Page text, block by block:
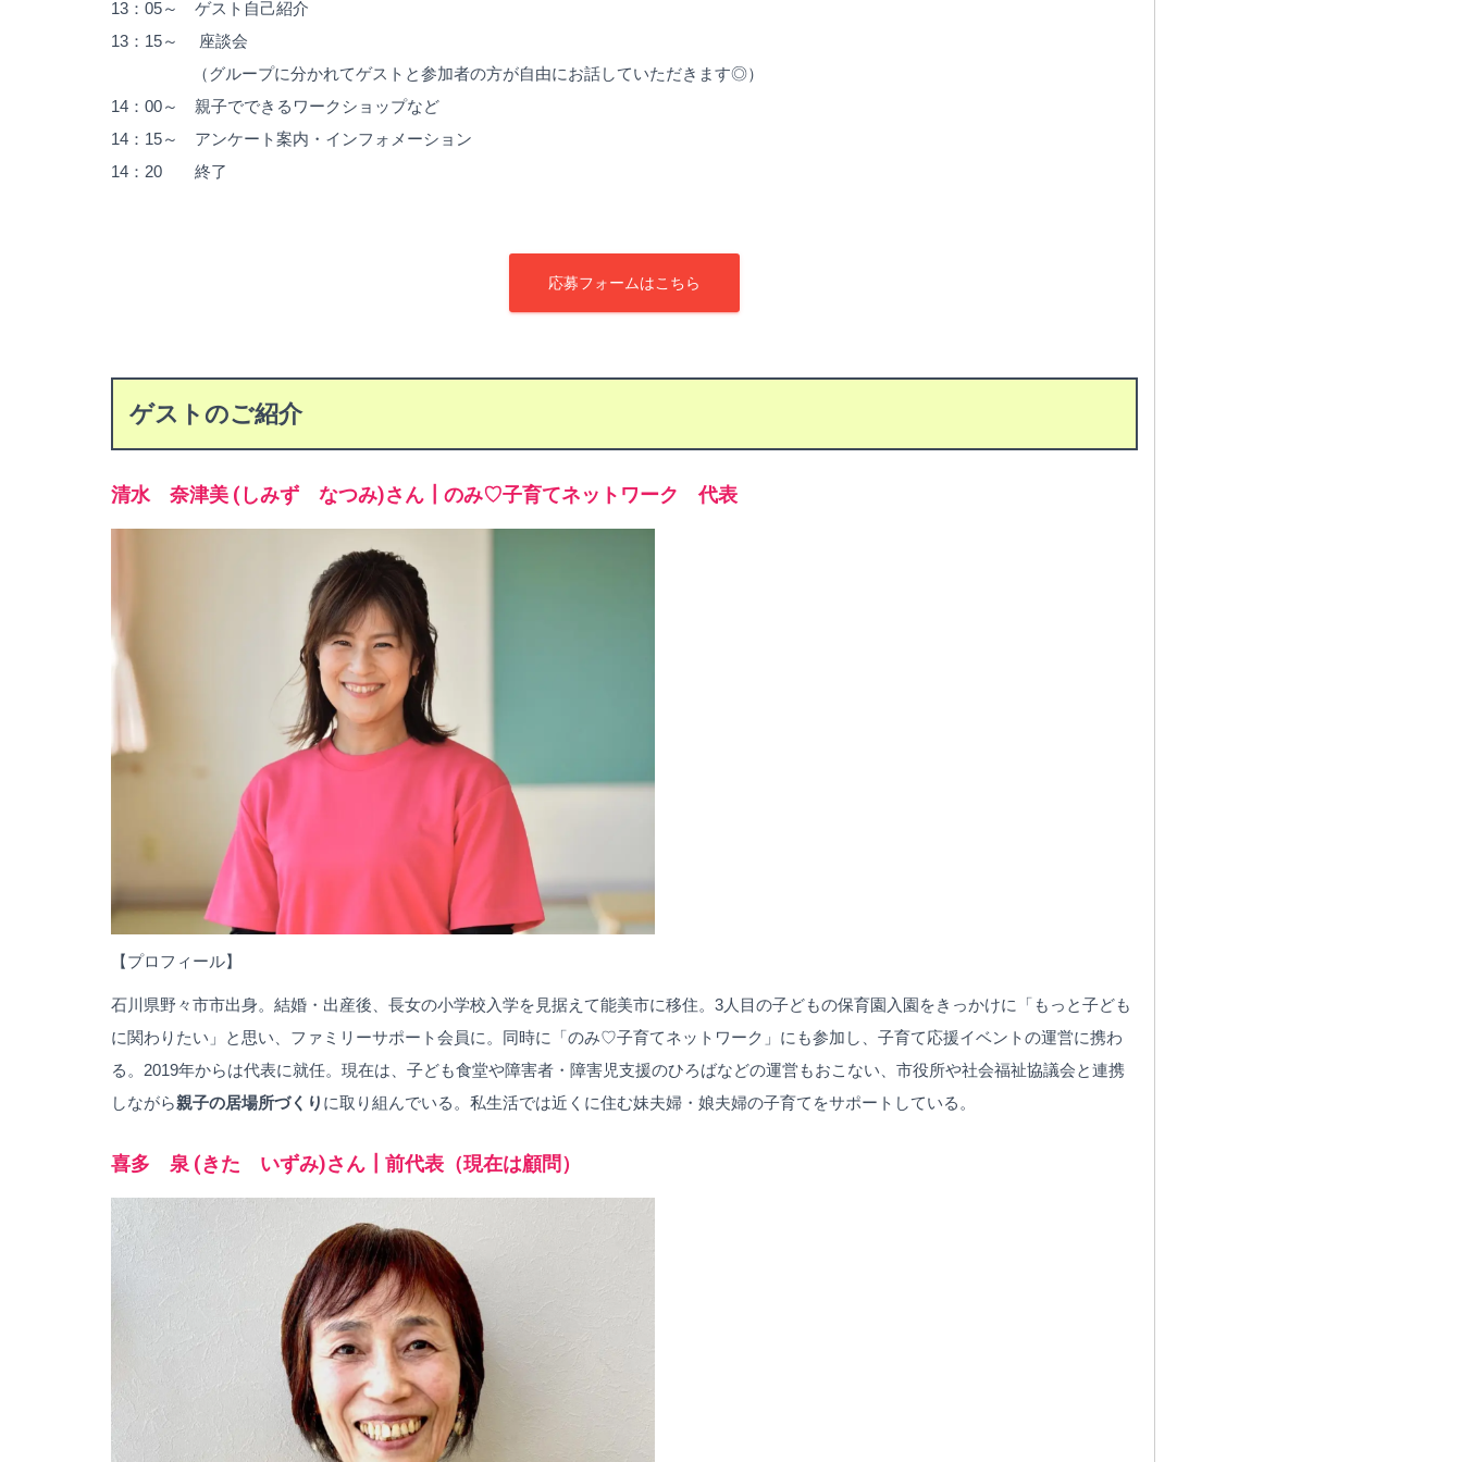
13：05～ ゲスト自己紹介
13：15～ 座談会
（グループに分かれてゲストと参加者の方が自由にお話していただきます◎）
14：00～ 親子でできるワークショップなど
14：15～ アンケート案内・インフォメーション
14：20 終了
応募フォームはこちら
ゲストのご紹介
清水 奈津美 (しみず なつみ)さん┃のみ♡子育てネットワーク 代表
【プロフィール】
石川県野々市市出身。結婚・出産後、長女の小学校入学を見据えて能美市に移住。3人目の子どもの保育園入園をきっかけに「もっと子ども
に関わりたい」と思い、ファミリーサポート会員に。同時に「のみ♡子育てネットワーク」にも参加し、子育て応援イベントの運営に携わ
る。2019年からは代表に就任。現在は、子ども食堂や障害者・障害児支援のひろばなどの運営もおこない、市役所や社会福祉協議会と連携
しながら親子の居場所づくり に取り組んでいる。私生活では近くに住む妹夫婦・娘夫婦の子育てをサポートしている。
喜多 泉 (きた いずみ)さん┃前代表（現在は顧問）